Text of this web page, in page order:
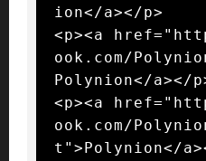
ion</a></p>
<p><a
ook.com/
Polynion</a></
<p><a
ook.com/
t">Polynion</